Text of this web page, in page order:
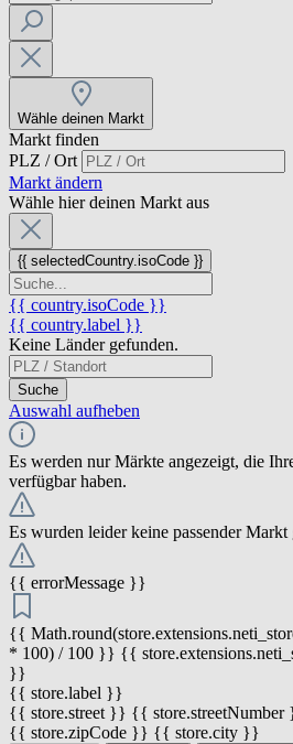
Wähle deinen Markt
Markt finden
PLZ / Ort
Markt ändern
Wähle hier deinen Markt aus
{{ selectedCountry.isoCode }}
{{ country.isoCode }}
{{ country.label }}
Keine Länder gefunden.
Suche
Auswahl aufheben
Es werden nur Märkte angezeigt, die
verfügbar haben.
Es wurden leider keine passender Markt
{{ errorMessage }}
{{
* 100) / 100 }} {{
}}
{{ store.label }}
{{ store.street }} {{ store.streetNumber
{{ store.zipCode }} {{ store.city }}